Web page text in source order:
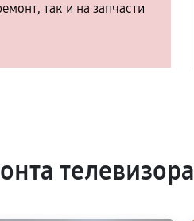
так и на запчасти
телевизора